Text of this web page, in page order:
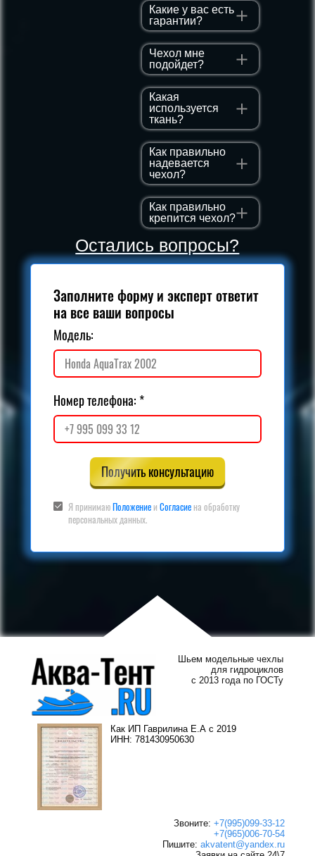
Какие у вас есть
гарантии?
Чехол мне
подойдет?
Какая
используется
ткань?
Как правильно
надевается
чехол?
Как правильно
крепится чехол?
Остались вопросы?
Заполните форму и эксперт ответит
на все ваши вопросы
Модель:
Номер телефона:
Получить консультацию
Я принимаюПоложение иСогласие на обработку
персональных данных.
Шьем модельные чехлы
для гидроциклов
с 2013 года по ГОСТу
Как ИП Гаврилина Е.А с 2019
ИНН: 781430950630
Звоните: +7(995)099-33-12
+7(965)006-70-54
Пишите: akvatent@yandex.ru